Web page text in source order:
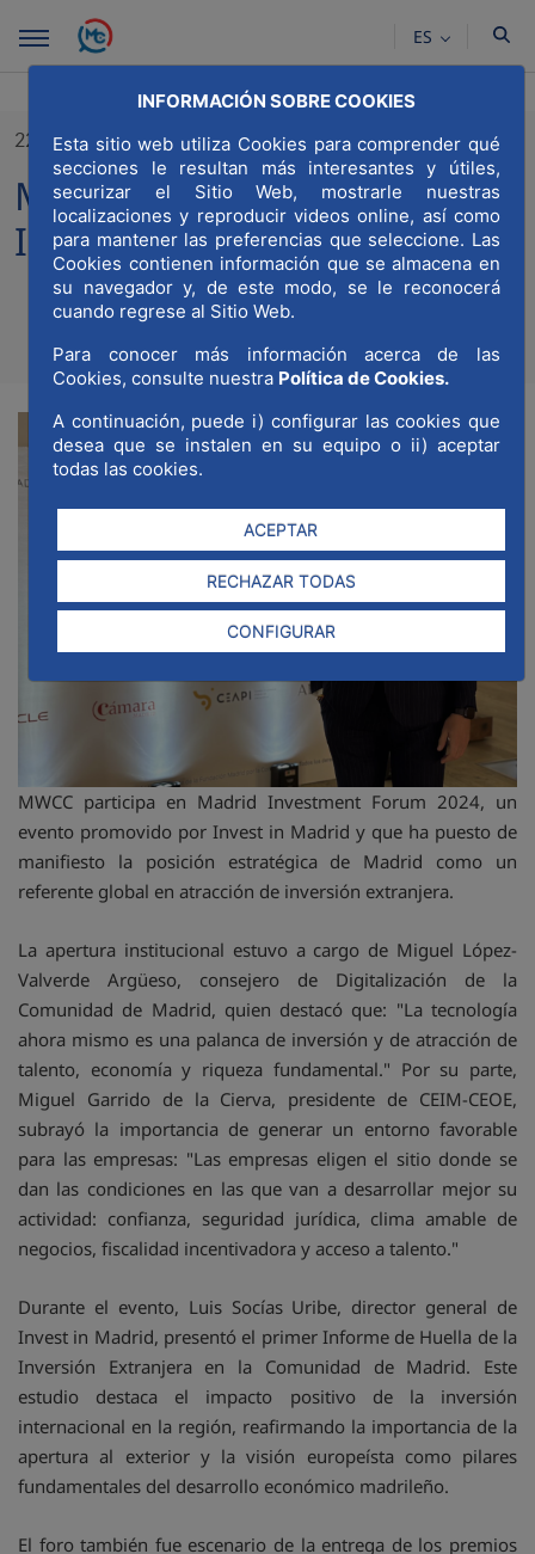
Saltar al contenido principal
INFORMACIÓN SOBRE COOKIES
Esta sitio web utiliza Cookies para comprender qué
secciones le resultan más interesantes y útiles,
securizar el Sitio Web, mostrarle nuestras
localizaciones y reproducir videos online, así como
para mantener las preferencias que seleccione. Las
Cookies contienen información que se almacena en
su navegador y, de este modo, se le reconocerá
cuando regrese al Sitio Web.
Para conocer más información acerca de las
Cookies, consulte nuestra Política de Cookies.
A continuación, puede i) configurar las cookies que
desea que se instalen en su equipo o ii) aceptar
todas las cookies.
ACEPTAR
RECHAZAR TODAS
CONFIGURAR
ES
22/11/2024
MWCC participa en Madrid
Investment Forum 2024
MWCC participa en Madrid Investment Forum 2024, un
evento promovido por Invest in Madrid y que ha puesto de
manifiesto la posición estratégica de Madrid como un
referente global en atracción de inversión extranjera.
La apertura institucional estuvo a cargo de Miguel López-
Valverde Argüeso, consejero de Digitalización de la
Comunidad de Madrid, quien destacó que: "La tecnología
ahora mismo es una palanca de inversión y de atracción de
talento, economía y riqueza fundamental." Por su parte,
Miguel Garrido de la Cierva, presidente de CEIM-CEOE,
subrayó la importancia de generar un entorno favorable
para las empresas: "Las empresas eligen el sitio donde se
dan las condiciones en las que van a desarrollar mejor su
actividad: confianza, seguridad jurídica, clima amable de
negocios, fiscalidad incentivadora y acceso a talento."
Durante el evento, Luis Socías Uribe, director general de
Invest in Madrid, presentó el primer Informe de Huella de la
Inversión Extranjera en la Comunidad de Madrid. Este
estudio destaca el impacto positivo de la inversión
internacional en la región, reafirmando la importancia de la
apertura al exterior y la visión europeísta como pilares
fundamentales del desarrollo económico madrileño.
El foro también fue escenario de la entrega de los premios